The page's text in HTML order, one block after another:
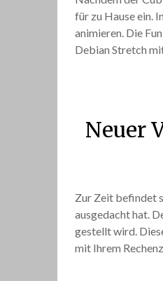
für zu Hause ein.
animieren. Die
Debian Stretch
Neuer
Zur Zeit befindet
ausgedacht hat.
gestellt wird.
mit Ihrem